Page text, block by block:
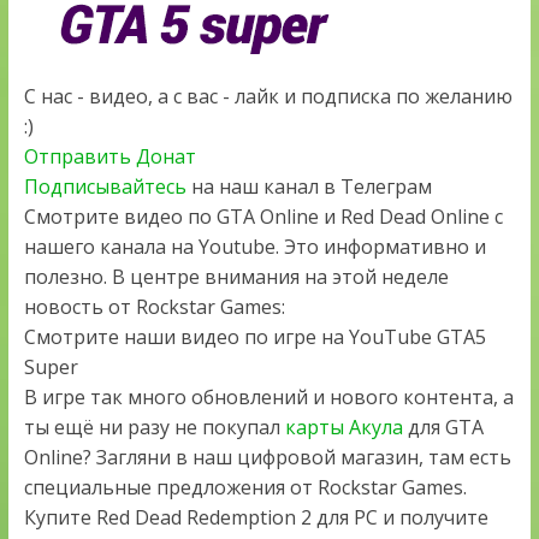
С нас - видео, а с вас - лайк и подписка по желанию
:)
Отправить Донат
Подписывайтесь на наш канал в Телеграм
Смотрите видео по GTA Online и Red Dead Online с
нашего канала на Youtube. Это информативно и
полезно. В центре внимания на этой неделе
новость от Rockstar Games:
Смотрите наши видео по игре на YouTube GTA5
Super
В игре так много обновлений и нового контента, а
ты ещё ни разу не покупал карты Акула для GTA
Online? Загляни в наш цифровой магазин, там есть
специальные предложения от Rockstar Games.
Купите Red Dead Redemption 2 для PC и получите